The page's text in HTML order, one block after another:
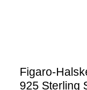
Figaro-
925 Sterling